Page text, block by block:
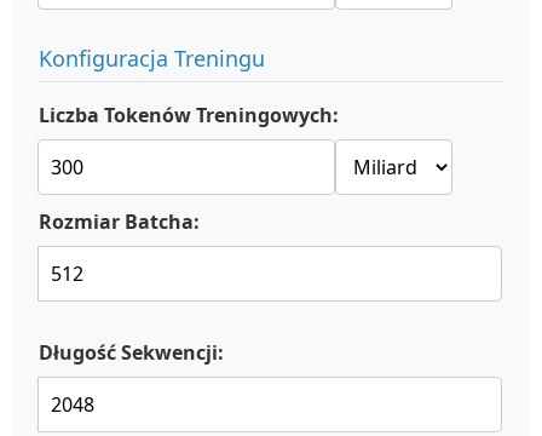
Konfiguracja Treningu
Liczba Tokenów Treningowych:
Rozmiar Batcha:
Długość Sekwencji: